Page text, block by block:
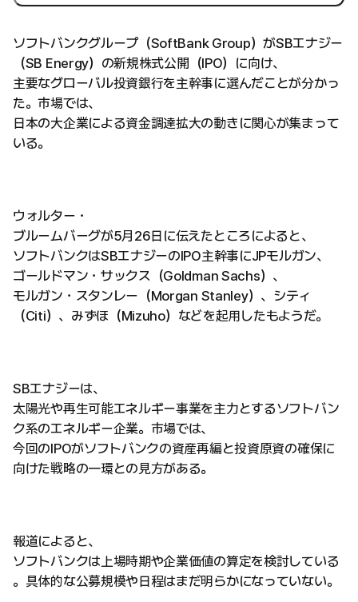
ソフトバンクグループ（SoftBank Group）がSBエナジー
（SB Energy）の新規株式公開（IPO）に向け、
主要なグローバル投資銀行を主幹事に選んだことが分かっ
た。市場では、
日本の大企業による資金調達拡大の動きに関心が集まって
いる。
ウォルター・
ブルームバーグが5月26日に伝えたところによると、
ソフトバンクはSBエナジーのIPO主幹事にJPモルガン、
ゴールドマン・サックス（Goldman Sachs）、
モルガン・スタンレー（Morgan Stanley）、シティ
（Citi）、みずほ（Mizuho）などを起用したもようだ。
SBエナジーは、
太陽光や再生可能エネルギー事業を主力とするソフトバン
ク系のエネルギー企業。市場では、
今回のIPOがソフトバンクの資産再編と投資原資の確保に
向けた戦略の一環との見方がある。
報道によると、
ソフトバンクは上場時期や企業価値の算定を検討している
。具体的な公募規模や日程はまだ明らかになっていない。